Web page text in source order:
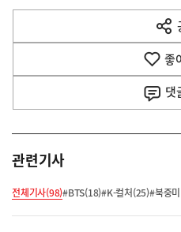
다
음
좋
댓
관련기사
전체기사(98)#BTS(18)#K-컬처(25)#북중